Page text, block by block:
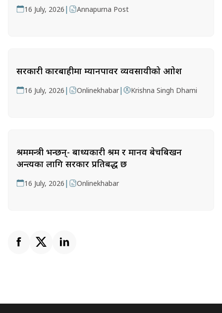
16 July, 2026 | Annapurna Post
सरकारी कारबाहीमा म्यानपावर व्यवसायीको आक्रोश
16 July, 2026 | Onlinekhabar| Krishna Singh Dhami
श्रममन्त्री भन्छन्- बाध्यकारी श्रम र मानव बेचबिखन
अन्त्यका लागि सरकार प्रतिबद्ध छ
16 July, 2026 | Onlinekhabar